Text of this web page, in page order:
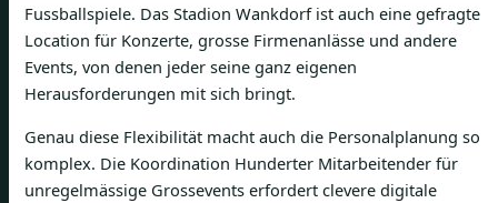
Fussballspiele. Das Stadion Wankdorf ist auch eine gefragte
Location für Konzerte, grosse Firmenanlässe und andere
Events, von denen jeder seine ganz eigenen
Herausforderungen mit sich bringt.
Genau diese Flexibilität macht auch die Personalplanung so
komplex. Die Koordination Hunderter Mitarbeitender für
unregelmässige Grossevents erfordert clevere digitale